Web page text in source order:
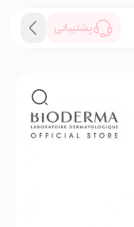
پشتیبانی